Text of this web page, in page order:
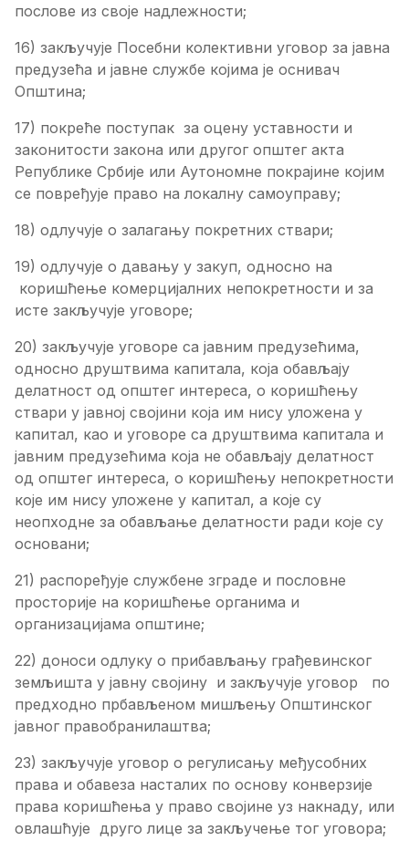
послове из своје надлежности;
16) закључује Посебни колективни уговор за јавна
предузећа и јавне службе којима је оснивач
Општина;
17) покреће поступак за оцену уставности и
законитости закона или другог општег акта
Републике Србије или Аутономне покрајине којим
се повређује право на локалну самоуправу;
18) одлучује о залагању покретних ствари;
19) одлучује о давању у закуп, односно на
коришћење комерцијалних непокретности и за
исте закључује уговоре;
20) закључује уговоре са јавним предузећима,
односно друштвима капитала, која обављају
делатност од општег интереса, о коришћењу
ствари у јавној својини која им нису уложена у
капитал, као и уговоре са друштвима капитала и
јавним предузећима која не обављају делатност
од општег интереса, о коришћењу непокретности
које им нису уложене у капитал, а које су
неопходне за обављање делатности ради које су
основани;
21) распоређује службене зграде и пословне
просторије на коришћење органима и
организацијама општине;
22) доноси одлуку о прибављању грађевинског
земљишта у јавну својину и закључује уговор по
предходно прбављеном мишљењу Општинског
јавног правобранилаштва;
23) закључује уговор о регулисању међусобних
права и обавеза насталих по основу конверзије
права коришћења у право својине уз накнаду, или
овлашћује друго лице за закључење тог уговора;